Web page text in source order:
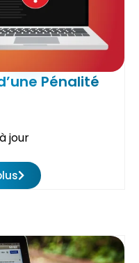
Pénalité
jour